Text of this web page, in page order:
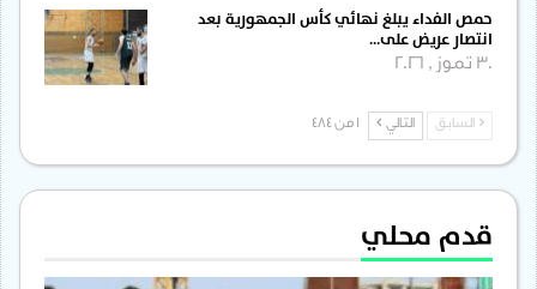
حمص الفداء يبلغ نهائي كأس الجمهورية بعد
انتصار عريض على…
30 تموز , 2026
السابق التالي
قدم محلي